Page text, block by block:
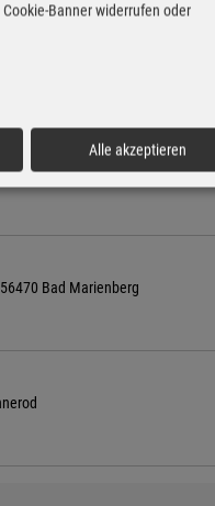
Bad Marienberg
Banner widerrufen oder
Alle akzeptieren